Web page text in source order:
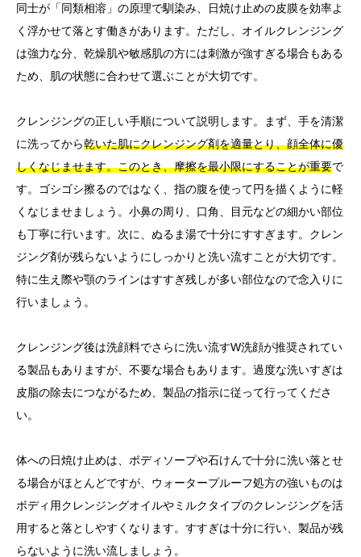
同士が「同類相溶」の原理で馴染み、日焼け止めの皮膜を効率よ
く浮かせて落とす働きがあります。ただし、オイルクレンジング
は強力な分、乾燥肌や敏感肌の方には刺激が強すぎる場合もある
ため、肌の状態に合わせて選ぶことが大切です。
クレンジングの正しい手順について説明します。まず、手を清潔
に洗ってから乾いた肌にクレンジング剤を適量とり、顔全体に優
しくなじませます。このとき、摩擦を最小限にすることが重要で
す。ゴシゴシ擦るのではなく、指の腹を使って円を描くように軽
くなじませましょう。小鼻の周り、口角、目元などの細かい部位
も丁寧に行います。次に、ぬるま湯で十分にすすぎます。クレン
ジング剤が残らないようにしっかりと洗い流すことが大切です。
特に生え際や顎のラインはすすぎ残しが多い部位なので念入りに
行いましょう。
クレンジング後は洗顔料でさらに洗い流すW洗顔が推奨されてい
る製品もありますが、不要な場合もあります。過度な洗いすぎは
皮脂の除去につながるため、製品の指示に従って行ってくださ
い。
体への日焼け止めは、ボディソープや石けんで十分に洗い落とせ
る場合がほとんどですが、ウォータープルーフ処方の強いものは
ボディ用クレンジングオイルやミルクタイプのクレンジングを活
用すると落としやすくなります。すすぎは十分に行い、製品が残
らないように洗い流しましょう。